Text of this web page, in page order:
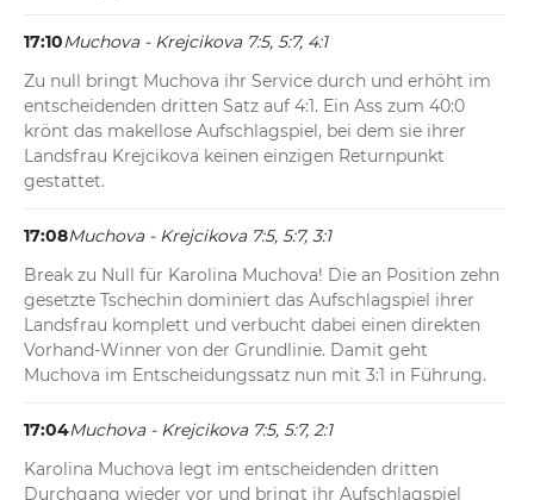
17:10Muchova - Krejcikova 7:5, 5:7, 4:1
Zu null bringt Muchova ihr Service durch und erhöht im
entscheidenden dritten Satz auf 4:1. Ein Ass zum 40:0
krönt das makellose Aufschlagspiel, bei dem sie ihrer
Landsfrau Krejcikova keinen einzigen Returnpunkt
gestattet.
17:08Muchova - Krejcikova 7:5, 5:7, 3:1
Break zu Null für Karolina Muchova! Die an Position zehn
gesetzte Tschechin dominiert das Aufschlagspiel ihrer
Landsfrau komplett und verbucht dabei einen direkten
Vorhand-Winner von der Grundlinie. Damit geht
Muchova im Entscheidungssatz nun mit 3:1 in Führung.
17:04Muchova - Krejcikova 7:5, 5:7, 2:1
Karolina Muchova legt im entscheidenden dritten
Durchgang wieder vor und bringt ihr Aufschlagspiel